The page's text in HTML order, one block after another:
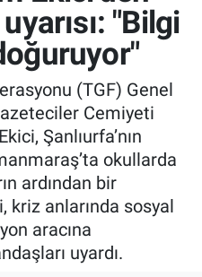
"Bilgi
(TGF) Genel
Cemiyeti
Şanlıurfa’nın
okullarda
ardından bir
kriz anlarında sosyal
aracına
uyardı.
ve Fikstür